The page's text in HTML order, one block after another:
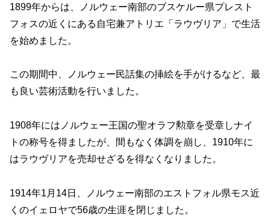
1899年からは、ノルウェー南部のブスケルー県プレスト
フォスの近くにある自宅兼アトリエ「ラウヴリア」で生活
を始めました。
この期間中、ノルウェー民話集の挿絵を手がけるなど、最
も良い芸術活動を行いました。
1908年にはノルウェー王国の聖オラフ勲章を受章しナイ
トの称号を得ましたが、間もなく体調を崩し、1910年に
はラウヴリアを売却せざるを得なくなりました。
1914年1月14日、ノルウェー南部のエストフォル県モス近
くのイェロヤで56歳の生涯を閉じました。